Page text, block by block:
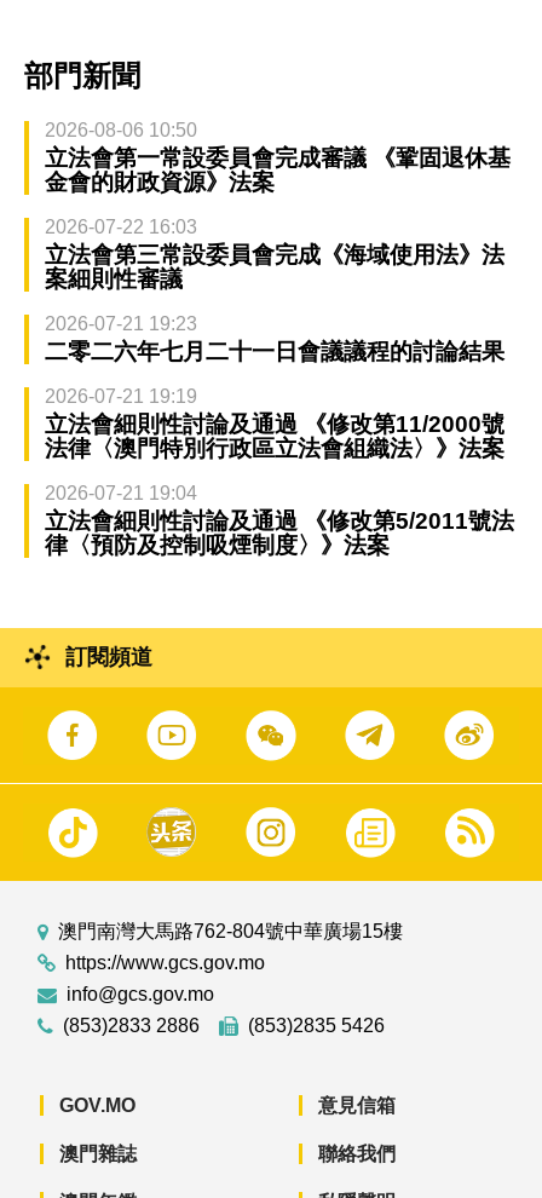
部門新聞
2026-08-06 10:50
立法會第一常設委員會完成審議 《鞏固退休基
金會的財政資源》法案
2026-07-22 16:03
立法會第三常設委員會完成《海域使用法》法
案細則性審議
2026-07-21 19:23
二零二六年七月二十一日會議議程的討論結果
2026-07-21 19:19
立法會細則性討論及通過 《修改第11/2000號
法律〈澳門特別行政區立法會組織法〉》法案
2026-07-21 19:04
立法會細則性討論及通過 《修改第5/2011號法
律〈預防及控制吸煙制度〉》法案
訂閱頻道
澳門南灣大馬路762-804號中華廣場15樓
https://www.gcs.gov.mo
info@gcs.gov.mo
(853)2833 2886
(853)2835 5426
GOV.MO
澳門雜誌
意見信箱
聯絡我們